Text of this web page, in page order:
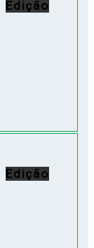
Edição
Edição